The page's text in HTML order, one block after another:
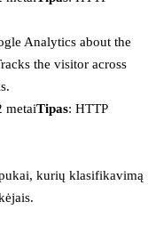
Analytics about the
the visitor across
metaiTipas: HTTP
kurių klasifikavimą